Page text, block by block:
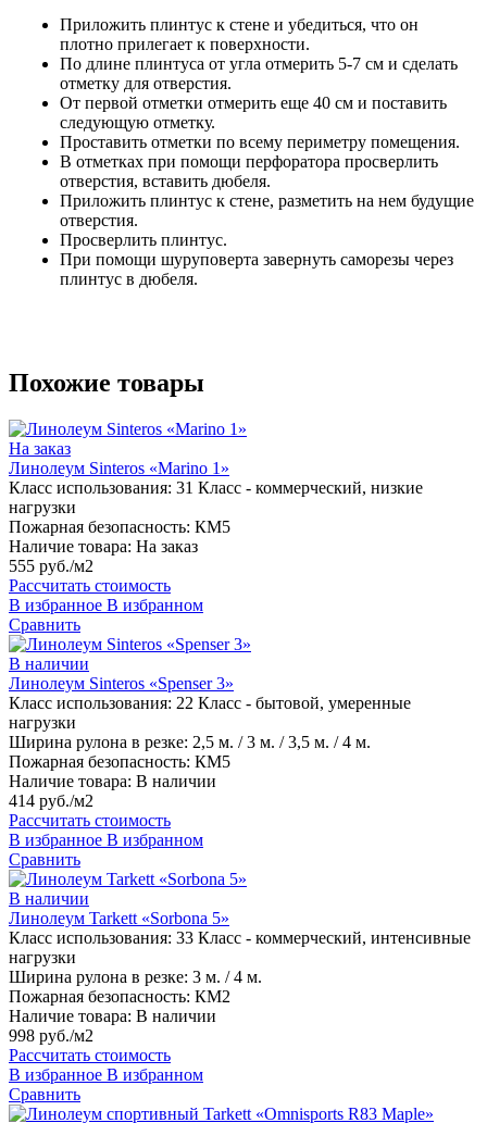
Приложить плинтус к стене и убедиться, что он
плотно прилегает к поверхности.
По длине плинтуса от угла отмерить 5-7 см и сделать
отметку для отверстия.
От первой отметки отмерить еще 40 см и поставить
следующую отметку.
Проставить отметки по всему периметру помещения.
В отметках при помощи перфоратора просверлить
отверстия, вставить дюбеля.
Приложить плинтус к стене, разметить на нем будущие
отверстия.
Просверлить плинтус.
При помощи шуруповерта завернуть саморезы через
плинтус в дюбеля.
Похожие товары
На заказ
Линолеум Sinteros «Marino 1»
Класс использования: 31 Класс - коммерческий, низкие
нагрузки
Пожарная безопасность: КМ5
Наличие товара: На заказ
555 руб./м2
Рассчитать стоимость
В избранное В избранном
Сравнить
В наличии
Линолеум Sinteros «Spenser 3»
Класс использования: 22 Класс - бытовой, умеренные
нагрузки
Ширина рулона в резке: 2,5 м. / 3 м. / 3,5 м. / 4 м.
Пожарная безопасность: КМ5
Наличие товара: В наличии
414 руб./м2
Рассчитать стоимость
В избранное В избранном
Сравнить
В наличии
Линолеум Tarkett «Sorbona 5»
Класс использования: 33 Класс - коммерческий, интенсивные
нагрузки
Ширина рулона в резке: 3 м. / 4 м.
Пожарная безопасность: КМ2
Наличие товара: В наличии
998 руб./м2
Рассчитать стоимость
В избранное В избранном
Сравнить